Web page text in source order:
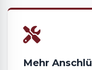
Mehr